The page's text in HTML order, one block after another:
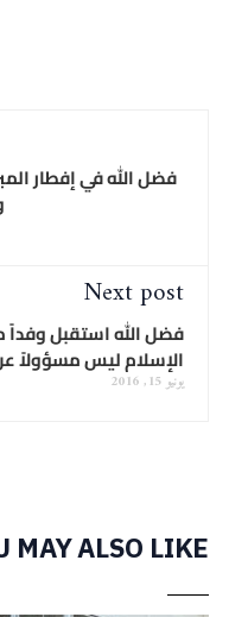
فضل الله في إفطار
Next post
فضل الله استقبل وفداً
الإسلام ليس مسؤولاً
يونيو 15, 2016
MAY ALSO LIKE